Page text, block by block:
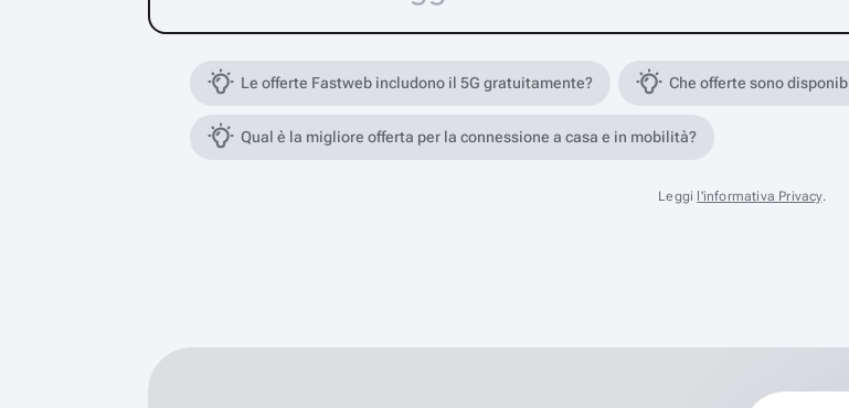
Le offerte Fastweb includono il 5G gratuitamente? Che offerte sono
Qual è la migliore offerta per la connessione a casa e in mobilità?
Leggi l'informativa Privacy.